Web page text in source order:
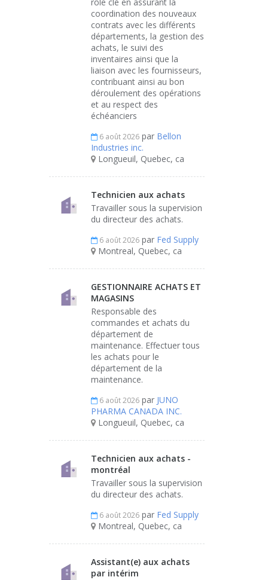
coordination des nouveaux
contrats avec les différents
départements, la gestion des
achats, le suivi des
inventaires ainsi que la
liaison avec les fournisseurs,
contribuant ainsi au bon
déroulement des opérations
et au respect des
échéanciers
6 août 2026 par Bellon
Industries inc.
Longueuil, Quebec, ca
Technicien aux achats
Travailler sous la supervision
du directeur des achats.
6 août 2026 par Fed Supply
Montreal, Quebec, ca
GESTIONNAIRE ACHATS ET
MAGASINS
Responsable des
commandes et achats du
département de
maintenance. Effectuer tous
les achats pour le
département de la
maintenance.
6 août 2026 par JUNO
PHARMA CANADA INC.
Longueuil, Quebec, ca
Technicien aux achats -
montréal
Travailler sous la supervision
du directeur des achats.
6 août 2026 par Fed Supply
Montreal, Quebec, ca
Assistant(e) aux achats
par intérim